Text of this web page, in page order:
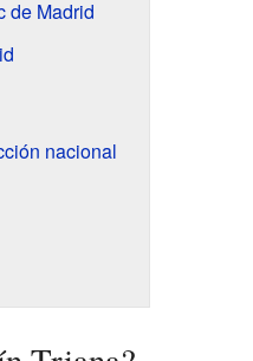
de Madrid
nacional